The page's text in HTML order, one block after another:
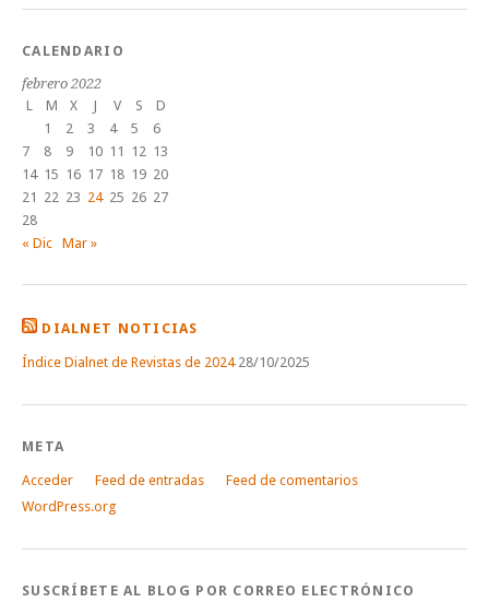
CALENDARIO
febrero 2022
L
M X J V S
D
1
2 3 4 5
6
7
8 9 10 11 12 13
14 15 16 17 18 19 20
21 22 23 24 25 26 27
28
« Dic Mar »
DIALNET NOTICIAS
Índice Dialnet de Revistas de 2024 28/10/2025
META
Acceder Feed de entradas
Feed de comentarios
WordPress.org
SUSCRÍBETE AL BLOG POR CORREO ELECTRÓNICO